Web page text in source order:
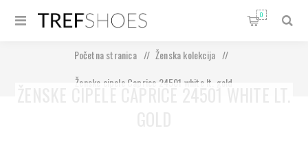
0
Početna stranica / Ženska kolekcija
/
Ženske cipele Caprice 24501 white lt. gold